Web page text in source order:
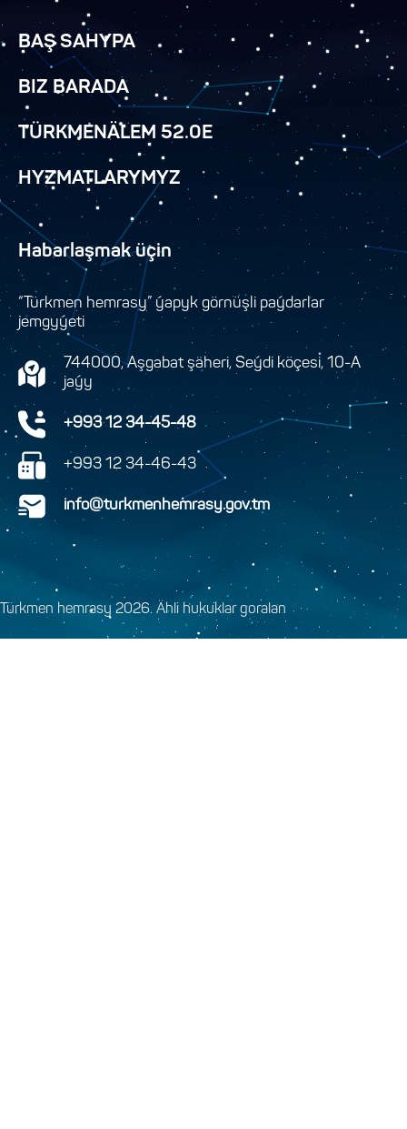
BAŞ SAHYPA
BIZ BARADA
TÜRKMENÄLEM 52.0E
HYZMATLARYMYZ
Habarlaşmak üçin
“Türkmen hemrasy” ýapyk görnüşli paýdarlar
jemgyýeti
744000, Aşgabat şäheri, Seýdi köçesi, 10-A
jaýy
+993 12 34-45-48
+993 12 34-46-43
info@turkmenhemrasy.gov.tm
Türkmen hemrasy 2026. Ähli hukuklar goralan